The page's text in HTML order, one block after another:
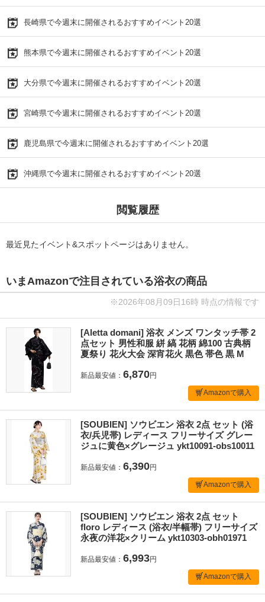
長崎県で今週末に開催されるおすすめイベント20選
熊本県で今週末に開催されるおすすめイベント20選
大分県で今週末に開催されるおすすめイベント20選
宮崎県で今週末に開催されるおすすめイベント20選
鹿児島県で今週末に開催されるおすすめイベント20選
沖縄県で今週末に開催されるおすすめイベント20選
閲覧履歴
最近見たイベント&スポットページはありません。
いまAmazonで注目されている浴衣の商品
※2026年08月09日16時 時点の情報です
[Aletta domani] 浴衣 メンズ ワンタッチ帯 2
点セット 男性和服 絣 縞 花柄 綿100 古典柄
夏祭り 花火大会 深宵花火 黒色 帯色 黒 M
新品最安値： 6,870円
Amazonで購入
[SOUBIEN] ソウビエン 浴衣 2点 セット (浴
衣/兵児帯) レディース フリーサイズ グレー
ジュに黄色×グレージュ ykt10091-obs10011
新品最安値： 6,390円
Amazonで購入
[SOUBIEN] ソウビエン 浴衣 2点 セット
floro レディース (浴衣/半幅帯) フリーサイズ
永夜の洋花×クリーム ykt10303-obh01971
新品最安値： 6,993円
Amazonで購入